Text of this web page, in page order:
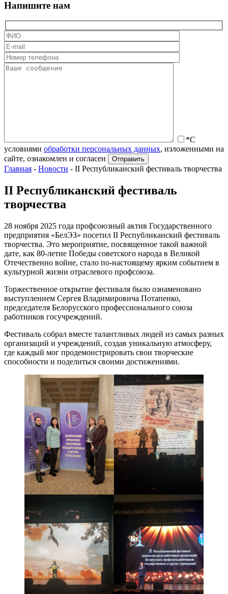
Напишите нам
*С
условиями обработки персональных данных, изложенными на
сайте, ознакомлен и согласен
Главная - Новости - II Республиканский фестиваль творчества
II Республиканский фестиваль
творчества
28 ноября 2025 года профсоюзный актив Государственного
предприятия «БелЭЗ» посетил II Республиканский фестиваль
творчества. Это мероприятие, посвященное такой важной
дате, как 80-летие Победы советского народа в Великой
Отечественно войне, стало по-настоящему ярким событием в
культурной жизни отраслевого профсоюза.
Торжественное открытие фестиваля было ознаменовано
выступлением Сергея Владимировича Потапенко,
председателя Белорусского профессионального союза
работников госучреждений.
Фестиваль собрал вместе талантливых людей из самых разных
организаций и учреждений, создав уникальную атмосферу,
где каждый мог продемонстрировать свои творческие
способности и поделиться своими достижениями.